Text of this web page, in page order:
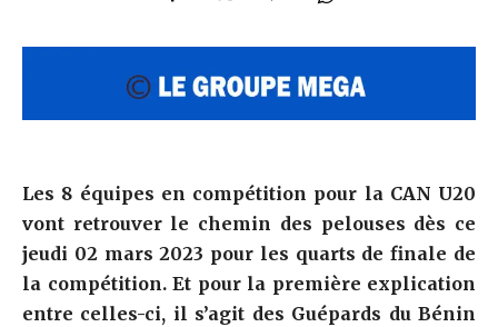
Les 8 équipes en compétition pour la CAN U20
vont retrouver le chemin des pelouses dès ce
jeudi 02 mars 2023 pour les quarts de finale de
la compétition. Et pour la première explication
entre celles-ci, il s’agit des Guépards du Bénin